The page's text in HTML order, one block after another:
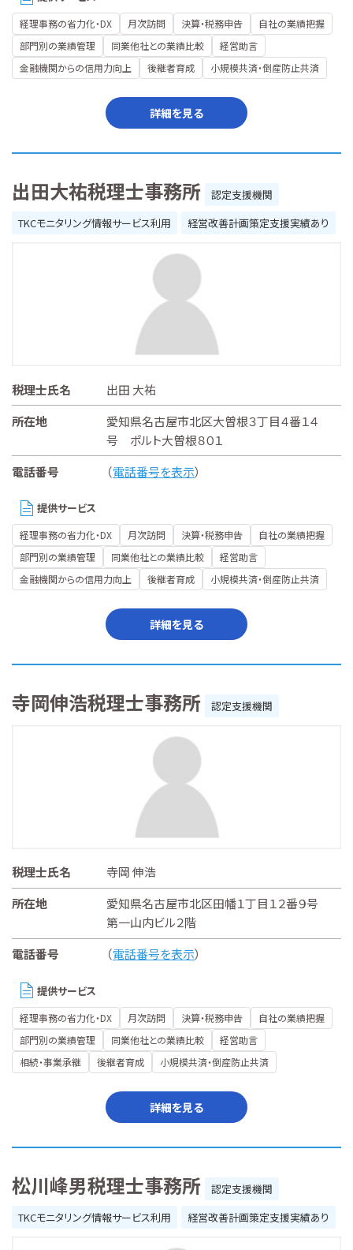
経理事務の省力化・DX 月次訪問 決算・税務申告
自社の業績把握
部門別の業績管理
同業他社との業績比較
経営助言
金融機関からの信用力向上
後継者育成 小規模共済・倒産防止共済
詳細を見る
出田大祐税理士事務所
認定支援機関
TKCモニタリング情報サービス利用
経営改善計画策定支援実績あり
税理士氏名
出田 大祐
所在地
愛知県名古屋市北区大曽根３丁目４番１４
号 ポルト大曽根８０１
電話番号
（電話番号を表示）
提供サービス
経理事務の省力化・DX 月次訪問 決算・税務申告
自社の業績把握
部門別の業績管理
同業他社との業績比較
経営助言
金融機関からの信用力向上
後継者育成 小規模共済・倒産防止共済
詳細を見る
寺岡伸浩税理士事務所 認定支援機関
税理士氏名
寺岡 伸浩
所在地
愛知県名古屋市北区田幡１丁目１２番９号
第一山内ビル２階
電話番号
（電話番号を表示）
提供サービス
経理事務の省力化・DX 月次訪問 決算・税務申告
自社の業績把握
部門別の業績管理
同業他社との業績比較
経営助言
相続・事業承継
後継者育成 小規模共済・倒産防止共済
詳細を見る
松川峰男税理士事務所
認定支援機関
TKCモニタリング情報サービス利用
経営改善計画策定支援実績あり